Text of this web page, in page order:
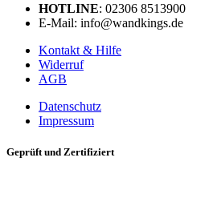
HOTLINE: 02306 8513900
E-Mail: info@wandkings.de
Kontakt & Hilfe
Widerruf
AGB
Datenschutz
Impressum
Geprüft und Zertifiziert